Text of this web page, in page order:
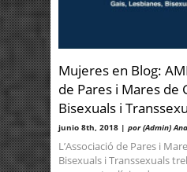
Mujeres en Blog:
de Pares i Mares de
Bisexuals i
junio 8th, 2018 | por (Admin)
L’Associació de Pares i
Bisexuals i Transsexuals